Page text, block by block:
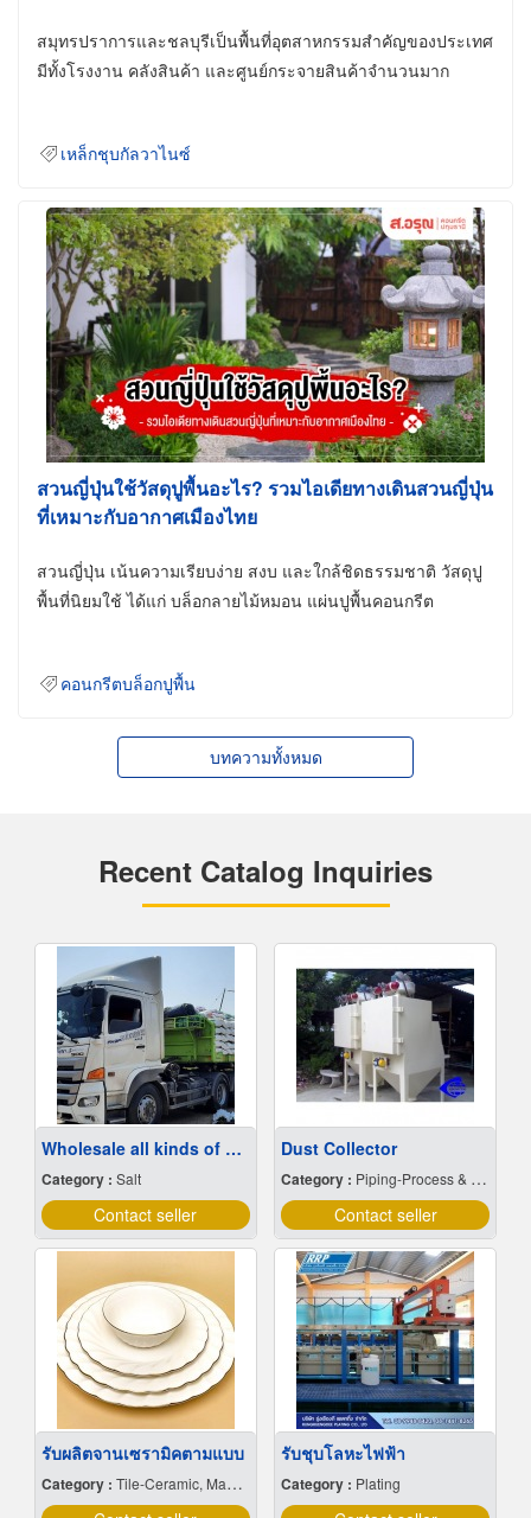
สมุทรปราการและชลบุรีเป็นพื้นที่อุตสาหกรรมสำคัญของประเทศ
มีทั้งโรงงาน คลังสินค้า และศูนย์กระจายสินค้าจำนวนมาก
เหล็กชุบกัลวาไนซ์
สวนญี่ปุ่นใช้วัสดุปูพื้นอะไร? รวมไอเดียทางเดินสวนญี่ปุ่น
ที่เหมาะกับอากาศเมืองไทย
สวนญี่ปุ่น เน้นความเรียบง่าย สงบ และใกล้ชิดธรรมชาติ วัสดุปู
พื้นที่นิยมใช้ ได้แก่ บล็อกลายไม้หมอน แผ่นปูพื้นคอนกรีต
คอนกรีตบล็อกปูพื้น
บทความทั้งหมด
Recent Catalog Inquiries
Wholesale all kinds of sea salt at cheap prices
Category : Salt
Contact seller
Dust Collector
Category : Piping-Process & Industrial
Contact seller
รับผลิตจานเซรามิคตามแบบ
Category : Tile-Ceramic, Manufacturers & Distributors
รับชุบโลหะไฟฟ้า
Category : Plating